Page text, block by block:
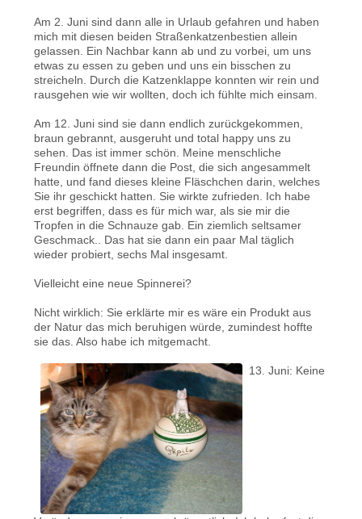
Am 2. Juni sind dann alle in Urlaub gefahren und haben
mich mit diesen beiden Straßenkatzenbestien allein
gelassen. Ein Nachbar kann ab und zu vorbei, um uns
etwas zu essen zu geben und uns ein bisschen zu
streicheln. Durch die Katzenklappe konnten wir rein und
rausgehen wie wir wollten, doch ich fühlte mich einsam.
Am 12. Juni sind sie dann endlich zurückgekommen,
braun gebrannt, ausgeruht und total happy uns zu
sehen. Das ist immer schön. Meine menschliche
Freundin öffnete dann die Post, die sich angesammelt
hatte, und fand dieses kleine Fläschchen darin, welches
Sie ihr geschickt hatten. Sie wirkte zufrieden. Ich habe
erst begriffen, dass es für mich war, als sie mir die
Tropfen in die Schnauze gab. Ein ziemlich seltsamer
Geschmack.. Das hat sie dann ein paar Mal täglich
wieder probiert, sechs Mal insgesamt.
Vielleicht eine neue Spinnerei?
Nicht wirklich: Sie erklärte mir es wäre ein Produkt aus
der Natur das mich beruhigen würde, zumindest hoffte
sie das. Also habe ich mitgemacht.
13. Juni: Keine